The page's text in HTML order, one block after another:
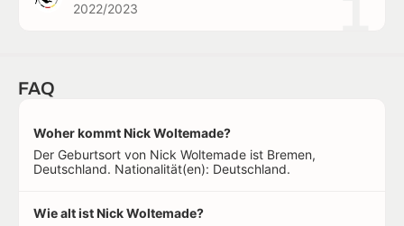
2022/2023
FAQ
Woher kommt Nick Woltemade?
Der Geburtsort von Nick Woltemade ist Bremen,
Deutschland. Nationalität(en): Deutschland.
Wie alt ist Nick Woltemade?